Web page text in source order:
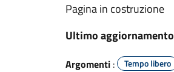
Pagina in costruzione
Ultimo aggiornamento
Argomenti : Tempo libero